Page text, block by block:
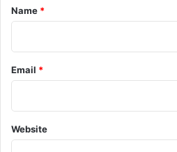
*
Name *
Email *
Website